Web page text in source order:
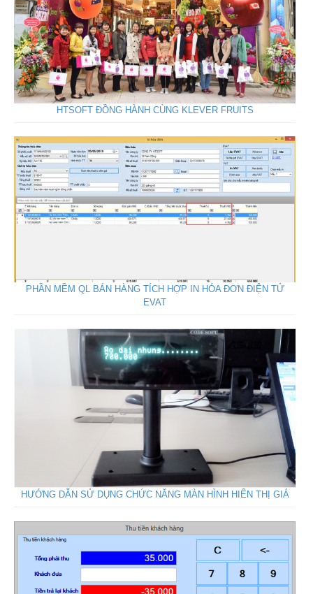
HTSOFT ĐỒNG HÀNH CÙNG KLEVER FRUITS
PHẦN MỀM QL BÁN HÀNG TÍCH HỢP IN HÓA ĐƠN ĐIỆN TỬ
EVAT
HƯỚNG DẪN SỬ DỤNG CHỨC NĂNG MÀN HÌNH HIỂN THỊ GIÁ